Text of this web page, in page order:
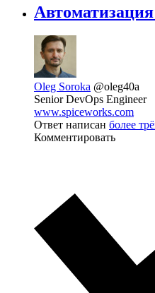
Oleg Soroka @oleg40a
Senior DevOps Engineer
www.spiceworks.com
Ответ написан более
Комментировать